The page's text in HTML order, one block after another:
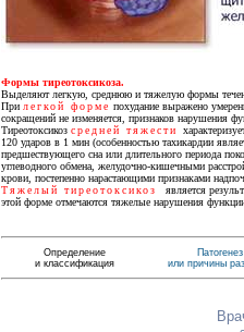
Формы тиреотоксикоза.
Выделяют легкую, среднюю и тяжелую формы
При легкой форме похудание выражено
сокращений не изменяется, признаков нарушения
Тиреотоксикоз средней тяжести
120 ударов в 1 мин (особенностью тахикардии
предшествующего сна или длительного периода
углеводного обмена, желудочно-кишечными
крови, постепенно нарастающими признаками
Тяжелый тиреотоксикоз
является
этой форме отмечаются тяжелые нарушения
Определение
и классификация
Патогенез
или причины